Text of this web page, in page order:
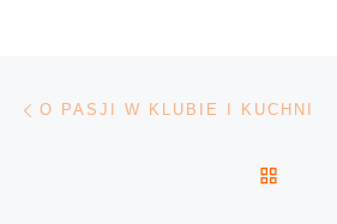
Nawigacja wpisu
O PASJI W KLUBIE I KUCHNI